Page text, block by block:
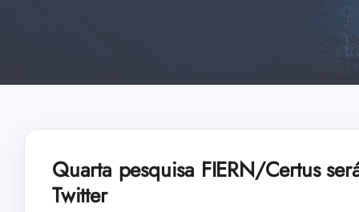
Quarta pesquisa FIERN/Certus
Twitter